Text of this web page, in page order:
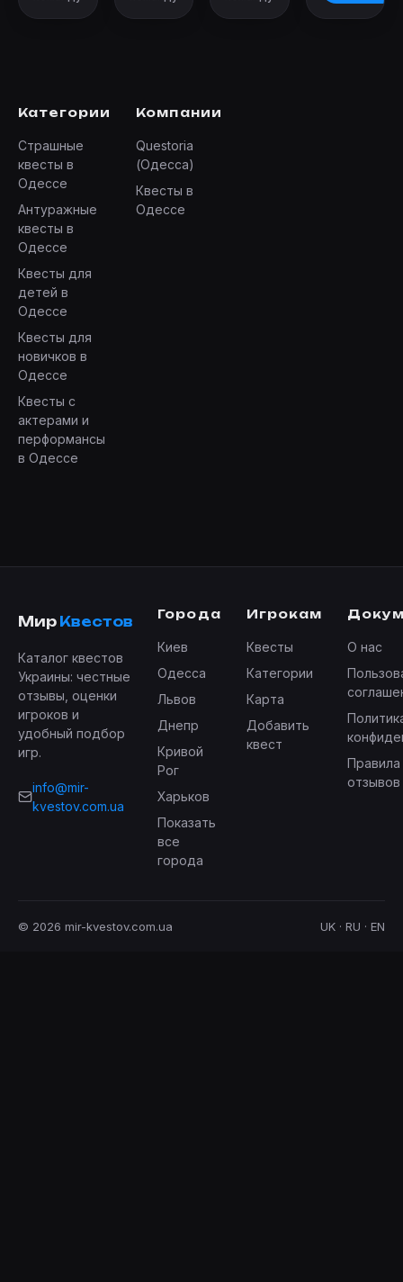
Категории
Страшные
квесты в
Одессе
Антуражные
квесты в
Одессе
Квесты для
детей в
Одессе
Квесты для
новичков в
Одессе
Квесты с
актерами и
перформансы
в Одессе
Компании
Questoria
(Одесса)
Квесты в
Одессе
Мир Квестов
Каталог квестов
Украины: честные
отзывы, оценки
игроков и
удобный подбор
игр.
info@mir-
kvestov.com.ua
Города
Киев
Одесса
Львов
Днепр
Кривой
Рог
Харьков
Показать
все
города
Игрокам
Квесты
Категории
Карта
Добавить
квест
О нас
отзывов
© 2026 mir-kvestov.com.ua UK · RU · EN